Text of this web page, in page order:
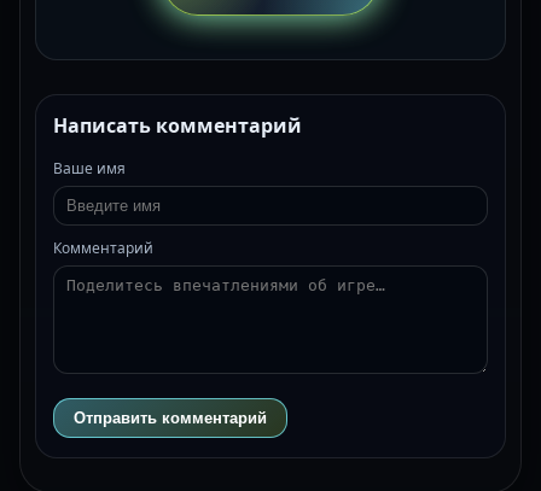
Написать комментарий
Ваше имя
Комментарий
Отправить комментарий